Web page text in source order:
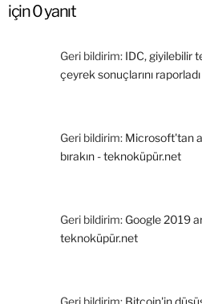
için 0 yanıt
Geri bildirim: IDC, giyilebilir
çeyrek sonuçlarını
Geri bildirim: Microsoft'tan
bırakın - teknoküpür.net
Geri bildirim: Google 2019
teknoküpür.net
Geri bildirim: Bitcoin'in